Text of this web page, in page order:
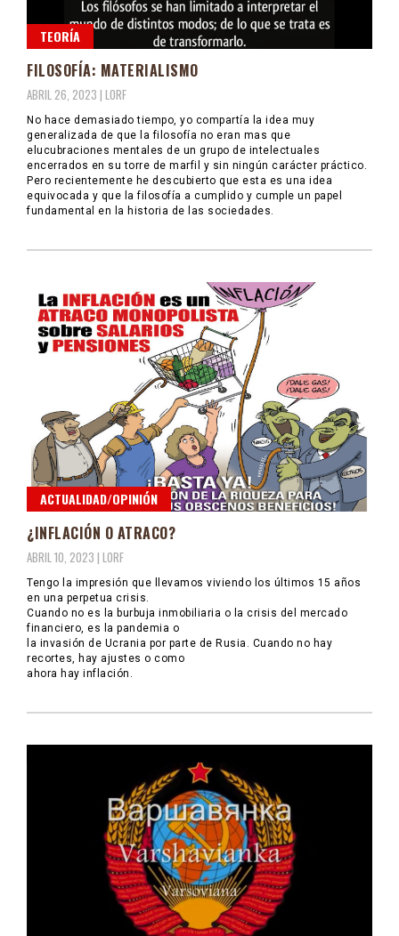
TEORÍA
FILOSOFÍA: MATERIALISMO
ABRIL 26, 2023 | LORF
No hace demasiado tiempo, yo compartía la idea muy
generalizada de que la filosofía no eran mas que
elucubraciones mentales de un grupo de intelectuales
encerrados en su torre de marfil y sin ningún carácter práctico.
Pero recientemente he descubierto que esta es una idea
equivocada y que la filosofía a cumplido y cumple un papel
fundamental en la historia de las sociedades.
ACTUALIDAD/OPINIÓN
¿INFLACIÓN O ATRACO?
ABRIL 10, 2023 | LORF
Tengo la impresión que llevamos viviendo los últimos 15 años
en una perpetua crisis.
Cuando no es la burbuja inmobiliaria o la crisis del mercado
financiero, es la pandemia o
la invasión de Ucrania por parte de Rusia. Cuando no hay
recortes, hay ajustes o como
ahora hay inflación.